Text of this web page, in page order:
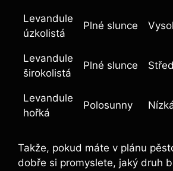
Levandule
úzkolistá
Plné slunce
Levandule
širokolistá
Plné slunce
Levandule
hořká
Polosunny
Takže, pokud máte v plánu
dobře si promyslete, jaký druh